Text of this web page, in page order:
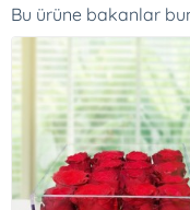
Bu ürüne bakanlar